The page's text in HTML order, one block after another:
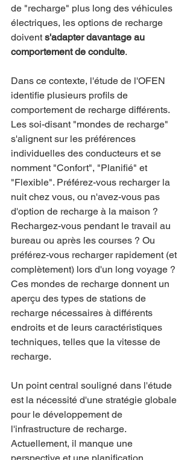
de "recharge" plus long des véhicules
électriques, les options de recharge
doivent s'adapter davantage au
comportement de conduite.
Dans ce contexte, l'étude de l'OFEN
identifie plusieurs profils de
comportement de recharge différents.
Les soi-disant "mondes de recharge"
s'alignent sur les préférences
individuelles des conducteurs et se
nomment "Confort", "Planifié" et
"Flexible". Préférez-vous recharger la
nuit chez vous, ou n'avez-vous pas
d'option de recharge à la maison ?
Rechargez-vous pendant le travail au
bureau ou après les courses ? Ou
préférez-vous recharger rapidement (et
complètement) lors d'un long voyage ?
Ces mondes de recharge donnent un
aperçu des types de stations de
recharge nécessaires à différents
endroits et de leurs caractéristiques
techniques, telles que la vitesse de
recharge.
Un point central souligné dans l'étude
est la nécessité d'une stratégie globale
pour le développement de
l'infrastructure de recharge.
Actuellement, il manque une
perspective et une planification